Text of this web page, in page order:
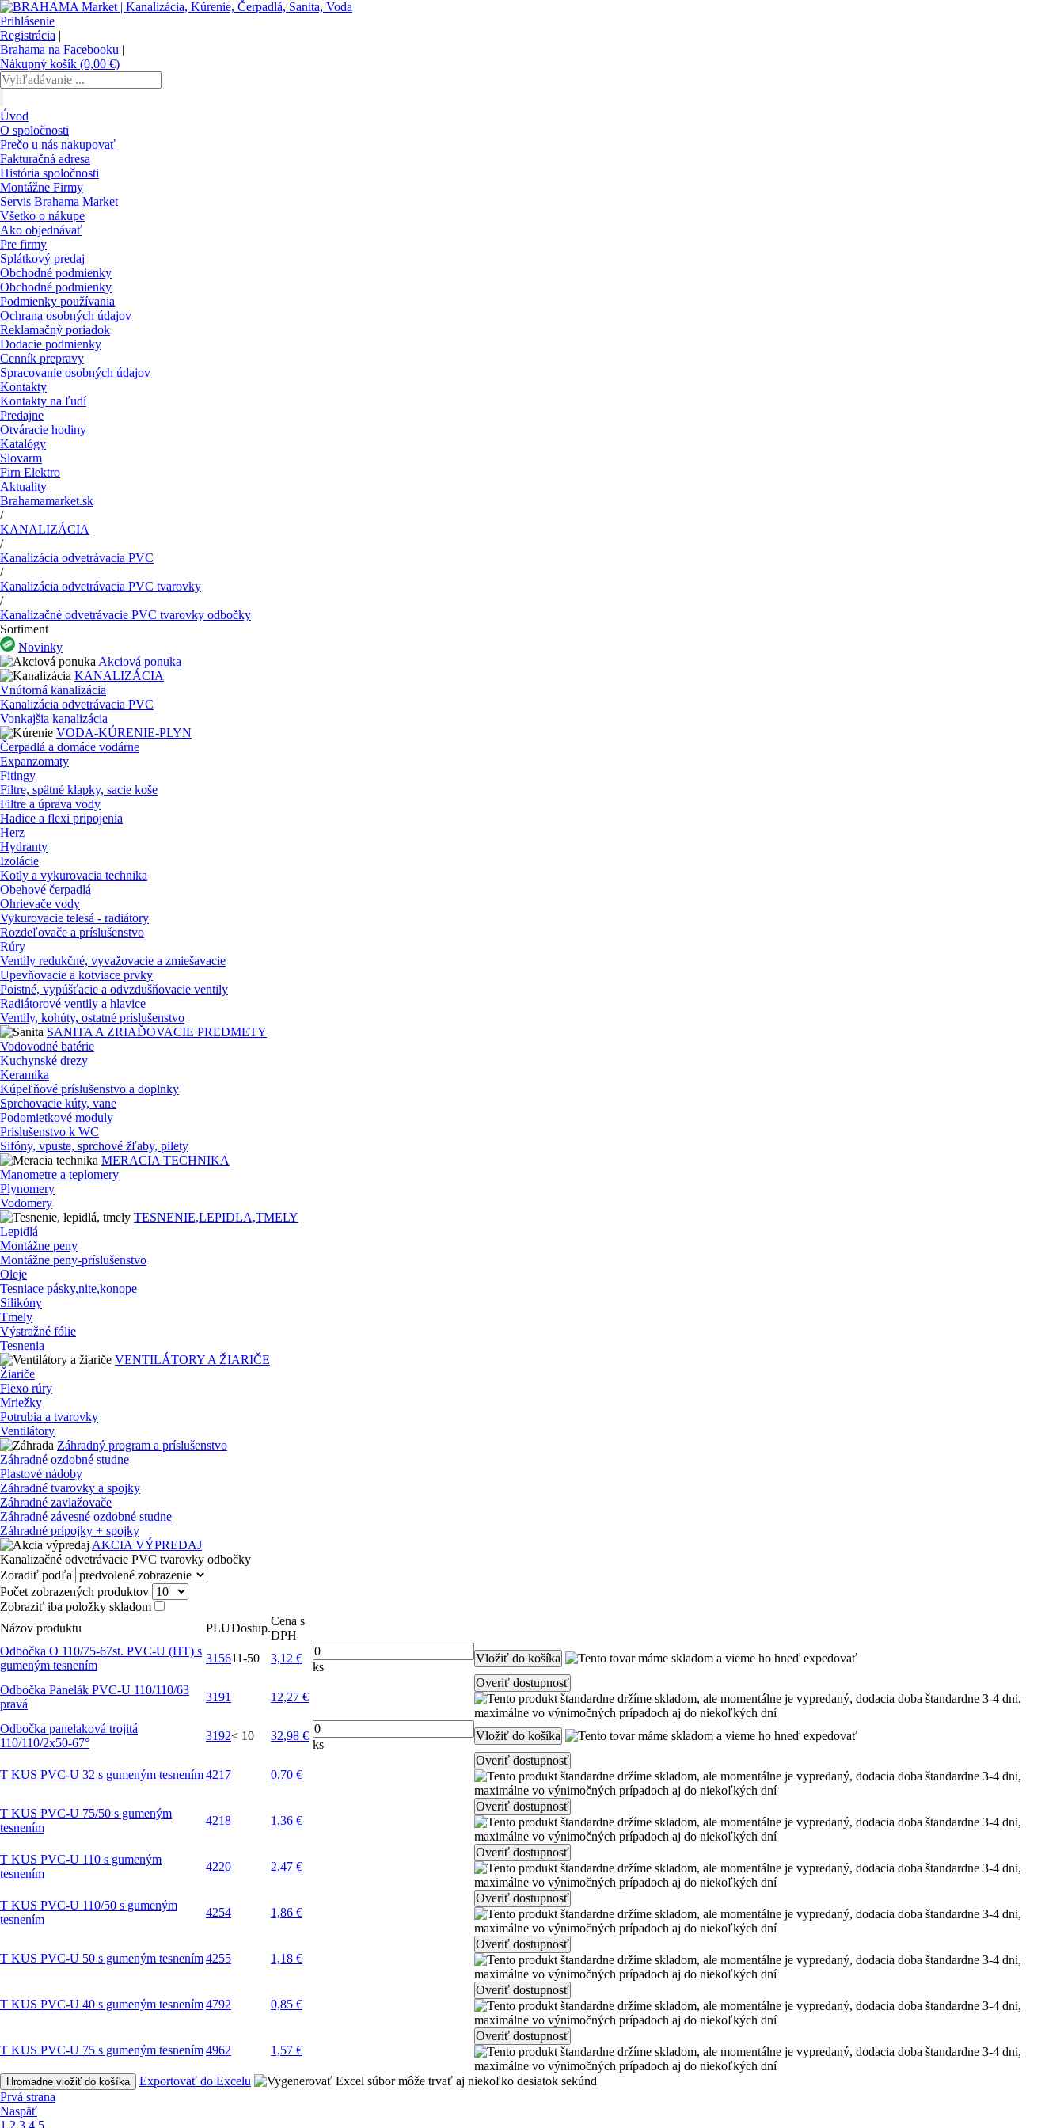
Prihlásenie
Registrácia |
Brahama na Facebooku |
Nákupný košík (0,00 €)
Úvod
O spoločnosti
Prečo u nás nakupovať
Fakturačná adresa
História spoločnosti
Montážne Firmy
Servis Brahama Market
Všetko o nákupe
Ako objednávať
Pre firmy
Splátkový predaj
Obchodné podmienky
Obchodné podmienky
Podmienky používania
Ochrana osobných údajov
Reklamačný poriadok
Dodacie podmienky
Cenník prepravy
Spracovanie osobných údajov
Kontakty
Kontakty na ľudí
Predajne
Otváracie hodiny
Katalógy
Slovarm
Firn Elektro
Aktuality
Brahamamarket.sk
/
KANALIZÁCIA
/
Kanalizácia odvetrávacia PVC
/
Kanalizácia odvetrávacia PVC tvarovky
/
Kanalizačné odvetrávacie PVC tvarovky odbočky
Sortiment
Novinky
Akciová ponuka
KANALIZÁCIA
Vnútorná kanalizácia
Kanalizácia odvetrávacia PVC
Vonkajšia kanalizácia
VODA-KÚRENIE-PLYN
Čerpadlá a domáce vodárne
Expanzomaty
Fitingy
Filtre, spätné klapky, sacie koše
Filtre a úprava vody
Hadice a flexi pripojenia
Herz
Hydranty
Izolácie
Kotly a vykurovacia technika
Obehové čerpadlá
Ohrievače vody
Vykurovacie telesá - radiátory
Rozdeľovače a príslušenstvo
Rúry
Ventily redukčné, vyvažovacie a zmiešavacie
Upevňovacie a kotviace prvky
Poistné, vypúšťacie a odvzdušňovacie ventily
Radiátorové ventily a hlavice
Ventily, kohúty, ostatné príslušenstvo
SANITA A ZRIAĎOVACIE PREDMETY
Vodovodné batérie
Kuchynské drezy
Keramika
Kúpeľňové príslušenstvo a doplnky
Sprchovacie kúty, vane
Podomietkové moduly
Príslušenstvo k WC
Sifóny, vpuste, sprchové žľaby, pilety
MERACIA TECHNIKA
Manometre a teplomery
Plynomery
Vodomery
TESNENIE,LEPIDLA,TMELY
Lepidlá
Montážne peny
Montážne peny-príslušenstvo
Oleje
Tesniace pásky,nite,konope
Silikóny
Tmely
Výstražné fólie
Tesnenia
VENTILÁTORY A ŽIARIČE
Žiariče
Flexo rúry
Mriežky
Potrubia a tvarovky
Ventilátory
Záhradný program a príslušenstvo
Záhradné ozdobné studne
Plastové nádoby
Záhradné tvarovky a spojky
Záhradné zavlažovače
Záhradné závesné ozdobné studne
Záhradné prípojky + spojky
AKCIA VÝPREDAJ
Kanalizačné odvetrávacie PVC tvarovky odbočky
Zoradiť podľa
Počet zobrazených produktov
Zobraziť iba položky skladom
Názov produktu
PLUDostup.
Cena s
DPH
Odbočka O 110/75-67st. PVC-U (HT) s
gumeným tesnením
315611-50 3,12 €
ks
Odbočka Panelák PVC-U 110/110/63
pravá
3191 12,27 €
Odbočka panelaková trojitá
110/110/2x50-67°
3192< 10 32,98 €
ks
T KUS PVC-U 32 s gumeným tesnením4217 0,70 €
T KUS PVC-U 75/50 s gumeným
tesnením
4218 1,36 €
T KUS PVC-U 110 s gumeným
tesnením
4220 2,47 €
T KUS PVC-U 110/50 s gumeným
tesnením
4254 1,86 €
T KUS PVC-U 50 s gumeným tesnením4255 1,18 €
T KUS PVC-U 40 s gumeným tesnením4792 0,85 €
T KUS PVC-U 75 s gumeným tesnením4962 1,57 €
Hromadne vložiť do košíka
Exportovať do Excelu
Prvá strana
Naspäť
1 2 3 4 5